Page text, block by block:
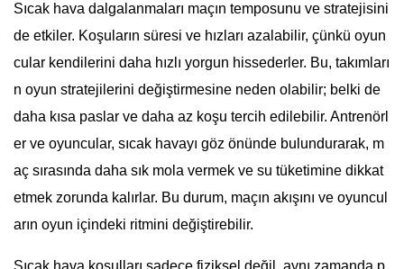
Sıcak hava dalgalanmaları maçın temposunu ve stratejisini
de etkiler. Koşuların süresi ve hızları azalabilir, çünkü oyun
cular kendilerini daha hızlı yorgun hissederler. Bu, takımları
n oyun stratejilerini değiştirmesine neden olabilir; belki de
daha kısa paslar ve daha az koşu tercih edilebilir. Antrenörl
er ve oyuncular, sıcak havayı göz önünde bulundurarak, m
aç sırasında daha sık mola vermek ve su tüketimine dikkat
etmek zorunda kalırlar. Bu durum, maçın akışını ve oyuncul
arın oyun içindeki ritmini değiştirebilir.